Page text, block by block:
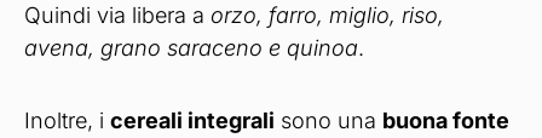
Quindi via libera a orzo, farro, miglio, riso,
avena, grano saraceno e quinoa.
Inoltre, i cereali integrali sono una buona fonte